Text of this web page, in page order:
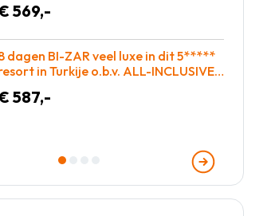
Griekenland voor €569!
569,-
dagen BI-ZAR veel luxe in dit 5*****
in Turkije o.b.v. ALL-INCLUSIVE =
587,-